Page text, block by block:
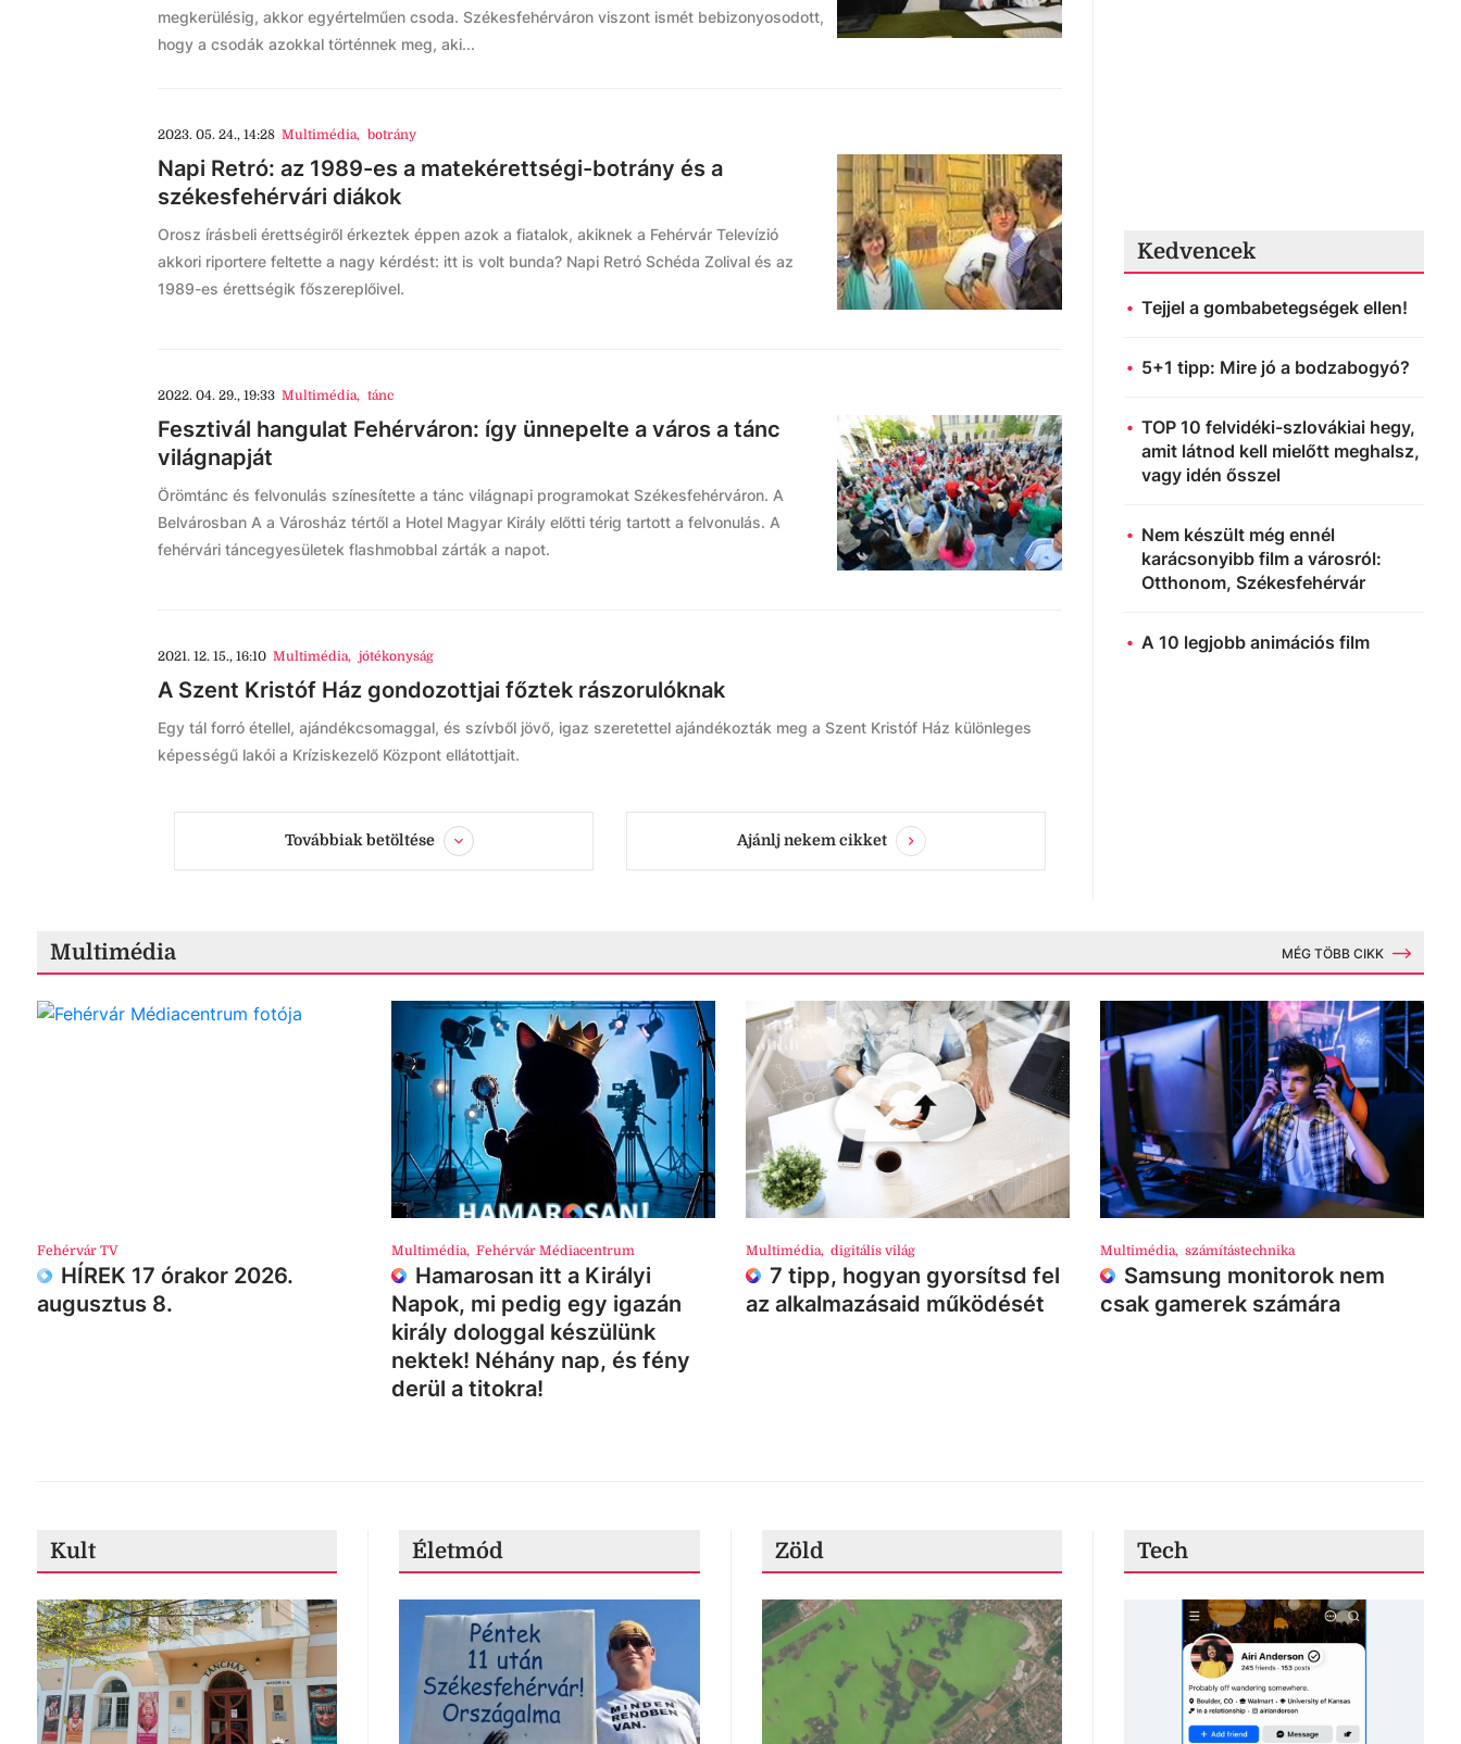
megkerülésig, akkor egyértelműen csoda. Székesfehérváron viszont ismét bebizonyosodott,
hogy a csodák azokkal történnek meg, aki...
2023. 05. 24., 14:28 Multimédia, botrány
Napi Retró: az 1989-es a matekérettségi-botrány és a
székesfehérvári diákok
Orosz írásbeli érettségiről érkeztek éppen azok a fiatalok, akiknek a Fehérvár Televízió
akkori riportere feltette a nagy kérdést: itt is volt bunda? Napi Retró Schéda Zolival és az
1989-es érettségik főszereplőivel.
2022. 04. 29., 19:33 Multimédia, tánc
Fesztivál hangulat Fehérváron: így ünnepelte a város a tánc
világnapját
Örömtánc és felvonulás színesítette a tánc világnapi programokat Székesfehérváron. A
Belvárosban A a Városház tértől a Hotel Magyar Király előtti térig tartott a felvonulás. A
fehérvári táncegyesületek flashmobbal zárták a napot.
2021. 12. 15., 16:10 Multimédia, jótékonyság
A Szent Kristóf Ház gondozottjai főztek rászorulóknak
Egy tál forró étellel, ajándékcsomaggal, és szívből jövő, igaz szeretettel ajándékozták meg a Szent Kristóf Ház különleges
képességű lakói a Kríziskezelő Központ ellátottjait.
Továbbiak betöltése Ajánlj nekem cikket
Kedvencek
Tejjel a gombabetegségek ellen!
5+1 tipp: Mire jó a bodzabogyó?
TOP 10 felvidéki-szlovákiai hegy,
amit látnod kell mielőtt meghalsz,
vagy idén ősszel
Nem készült még ennél
karácsonyibb film a városról:
Otthonom, Székesfehérvár
A 10 legjobb animációs film
Multimédia MÉG TÖBB CIKK
Fehérvár TV
HÍREK 17 órakor 2026.
augusztus 8.
Multimédia, Fehérvár Médiacentrum
Hamarosan itt a Királyi
Napok, mi pedig egy igazán
király dologgal készülünk
nektek! Néhány nap, és fény
derül a titokra!
Multimédia, digitális világ
7 tipp, hogyan gyorsítsd fel
az alkalmazásaid működését
Multimédia, számítástechnika
Samsung monitorok nem
csak gamerek számára
Kult Életmód Zöld Tech